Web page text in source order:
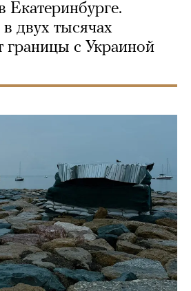
двух тысячах
границы с Украиной